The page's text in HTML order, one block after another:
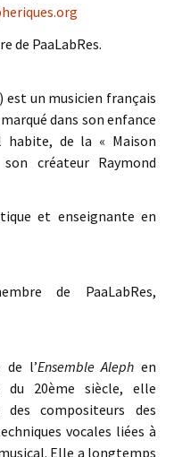
de PaaLabRes.
un musicien français
dans son enfance
de la « Maison
créateur Raymond
et enseignante en
de PaaLabRes,
de l’Ensemble Aleph en
du 20ème siècle, elle
compositeurs des
vocales liées à
Elle a longtemps